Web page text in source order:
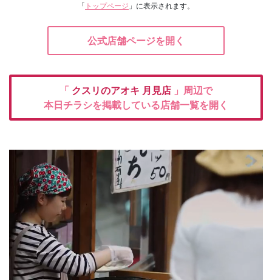
「 トップページ 」に表示されます。
公式店舗ページを開く
「 クスリのアオキ 月見店 」周辺で
本日チラシを掲載している店舗一覧を開く